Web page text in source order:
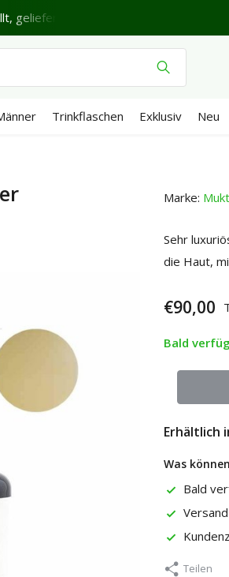
Trinkflaschen Exklusiv Neu
Marke:
Sehr
die Haut,
€90,00
Bald
Erhältlich
Was
Bald
Teilen